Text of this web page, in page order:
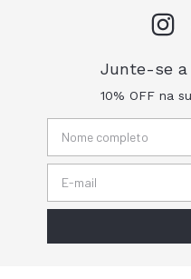
Junte-se a
10% OFF na